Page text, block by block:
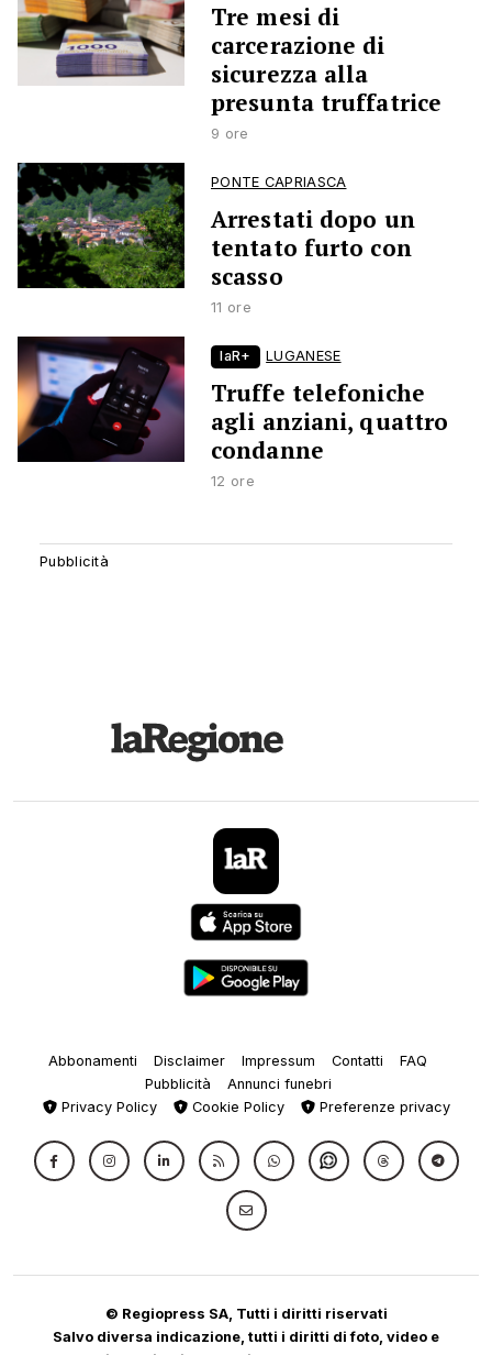
Tre mesi di
carcerazione di
sicurezza alla
presunta truffatrice
9 ore
PONTE CAPRIASCA
Arrestati dopo un
tentato furto con
scasso
11 ore
laR+ LUGANESE
Truffe telefoniche
agli anziani, quattro
condanne
12 ore
Abbonamenti Disclaimer Impressum Contatti
FAQ
Pubblicità
Annunci funebri
Privacy Policy
Cookie Policy Preferenze privacy
© Regiopress SA, Tutti i diritti riservati
Salvo diversa indicazione, tutti i diritti di foto, video e